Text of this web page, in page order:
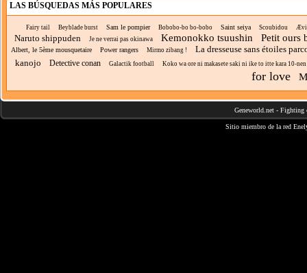
LAS BÚSQUEDAS MÁS POPULARES
Fairy tail Beyblade burst Sam le pompier Bobobo-bo bo-bobo Saint seiya Scoubidou
Naruto shippuden Je ne verrai pas okinawa Kemonokko tsuushin Petit ours
Albert, le 5ème mousquetaire Power rangers Mirmo zibang !
La dresseuse sans étoiles
kanojo
Detective conan Galactik football Koko wa ore ni makasete saki ni ike to itte kara 10-
for love
Geneworld.net - Fighting
Sitio miembro de la red